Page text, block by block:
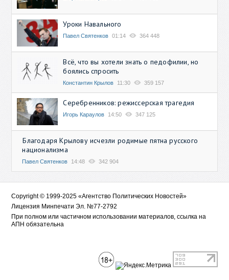
Уроки Навального
Павел Святенков 01:14 364 448
Всё, что вы хотели знать о педофилии, но
боялись спросить
Константин Крылов 11:30 359 157
Серебренников: режиссерская трагедия
Игорь Караулов 14:50 347 125
Благодаря Крылову исчезли родимые пятна русского
национализма
Павел Святенков 14:48 342 904
Copyright © 1999-2025 «Агентство Политических Новостей»
Лицензия Минпечати Эл. №77-2792
При полном или частичном использовании материалов, ссылка на
АПН обязательна